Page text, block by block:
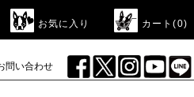
お気に入り カート(0)
問い合わせ